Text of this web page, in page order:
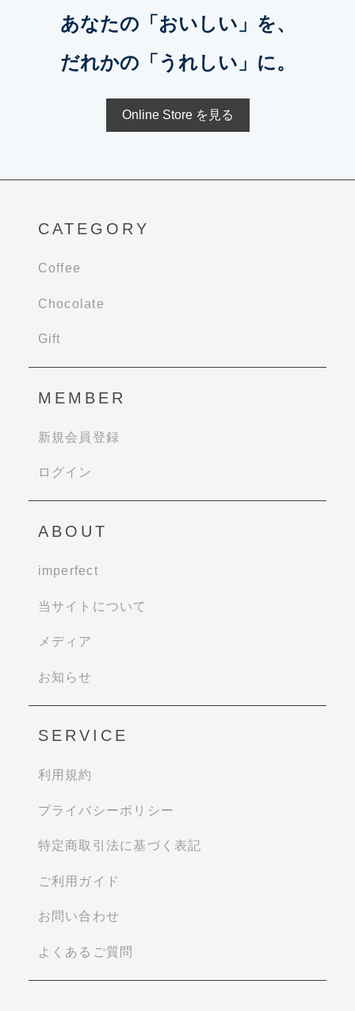
あなたの「おいしい」を、
だれかの「うれしい」に。
Online Store を見る
CATEGORY
Coffee
Chocolate
Gift
MEMBER
新規会員登録
ログイン
ABOUT
imperfect
当サイトについて
メディア
お知らせ
SERVICE
利用規約
プライバシーポリシー
特定商取引法に基づく表記
ご利用ガイド
お問い合わせ
よくあるご質問